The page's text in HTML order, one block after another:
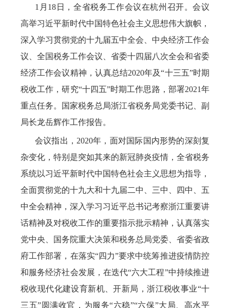
1月18日，全省税务工作会议在杭州召开。会议
高举习近平新时代中国特色社会主义思想伟大旗帜，
深入学习贯彻党的十九届五中全会、中央经济工作会
议、全国税务工作会议、省委十四届八次全会和省委
经济工作会议精神，认真总结2020年及“十三五”时期
税收工作，研究“十四五”时期工作思路，部署2021年
重点任务。国家税务总局浙江省税务局党委书记、副
局长龙岳辉作工作报告。
会议指出，2020年，面对国际国内形势的深刻复
杂变化，特别是突如其来的新冠肺炎疫情，全省税务
系统以习近平新时代中国特色社会主义思想为指导，
全面贯彻党的十九大和十九届二中、三中、四中、五
中全会精神，深入学习习近平总书记考察浙江重要讲
话精神及对税收工作的重要指示批示精神，认真落实
党中央、国务院重大决策和税务总局党委、省委省政
府工作部署，在落实“四力”要求中统筹推进疫情防控
和服务经济社会发展，在迭代“六大工程”中持续推进
税收现代化建设育新机、开新局，浙江税收事业“十
三五”圆满收官，为服务“六稳”“六保”大局、高水平